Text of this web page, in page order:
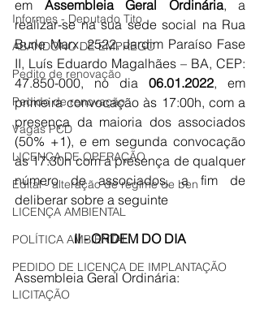
Informes - Deputado Tito
ABANDONO DE EMPREGO
Pedito de renovação
Pedido de renovação
Vagas PCD
LICENÇA DE OPERAÇÃO
Edital - alteração de regime de ben
LICENÇA AMBIENTAL
POLÍTICA AMBIENTAL
PEDIDO DE LICENÇA DE IMPLANTAÇÃO
LICITAÇÃO
em Assembleia Geral Ordinária, a
realizar-se na sua sede social na Rua
Burle Marx, 2522, Jardim Paraíso Fase
II, Luís Eduardo Magalhães – BA, CEP:
47.850-000, no dia 06.01.2022, em
primeira convocação às 17:00h, com a
presença da maioria dos associados
(50% +1), e em segunda convocação
às 17:30h com a presença de qualquer
número de associados, a fim de
deliberar sobre a seguinte
II - ORDEM DO DIA
Assembleia Geral Ordinária: